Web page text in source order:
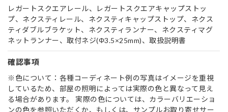
レガートスクエアレール、レガートスクエアキャップストッ
プ、ネクスティレール、ネクスティキャップストップ、ネクス
ティダブルブラケット、ネクスティランナー、ネクスティマグ
ネットランナー、取付ネジ(Φ3.5×25mm)、取扱説明書
確認事項
※色について：各種コーディネート例の写真はイメージを重視
しているため、部屋の照明によっては実際の色と異なって見え
る場合があります。 実際の色については、カラーバリエーショ
ンの色を参照いただくか、もしくは、サンプルお取り寄せサー